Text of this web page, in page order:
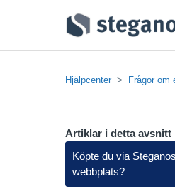
Hjälpcenter Frågor om
Artiklar i detta avsnitt
Köpte du via Steganos
webbplats?